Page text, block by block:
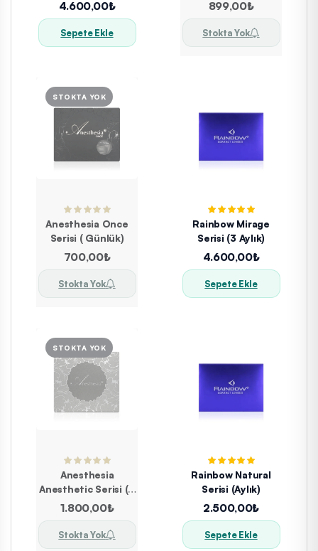
4.600,00₺
Sepete Ekle
899,00₺
Stokta Yok
Anesthesia Once
Serisi ( Günlük)
700,00₺
Stokta Yok
Rainbow Mirage
Serisi (3 Aylık)
4.600,00₺
Sepete Ekle
Anesthesia
Anesthetic Serisi (6
Aylık)
1.800,00₺
Stokta Yok
Rainbow Natural
Serisi (Aylık)
2.500,00₺
Sepete Ekle